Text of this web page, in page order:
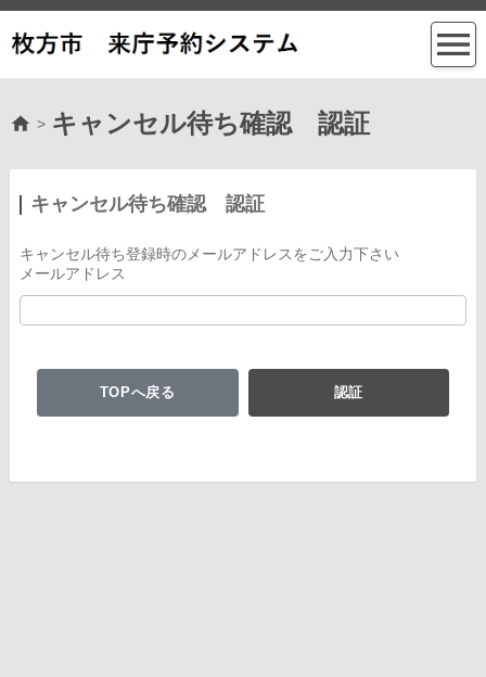
> キャンセル待ち確認 認証
キャンセル待ち確認 認証
キャンセル待ち登録時のメールアドレスをご入力下さい
メールアドレス
TOPへ戻る 認証